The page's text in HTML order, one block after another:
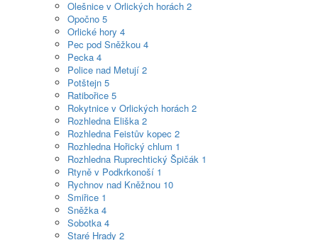
Olešnice v Orlických horách 2
Opočno 5
Orlické hory 4
Pec pod Sněžkou 4
Pecka 4
Police nad Metují 2
Potštejn 5
Ratibořice 5
Rokytnice v Orlických horách 2
Rozhledna Eliška 2
Rozhledna Feistův kopec 2
Rozhledna Hořický chlum 1
Rozhledna Ruprechtický Špičák 1
Rtyně v Podkrkonoší 1
Rychnov nad Kněžnou 10
Smiřice 1
Sněžka 4
Sobotka 4
Staré Hrady 2